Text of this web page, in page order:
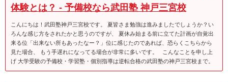
体験とは？ - 予備校なら武田塾 神戸三宮校
こんにちは！武田塾神戸三宮校です。 夏皆さま勉強は進みましたでしょうか？い
ろんな感じ方をされたかと思うのですが、 夏休み始まる前に立てた計画が自覚出
来る位「出来ない所もあったなー？」位に感じたのであれば、恐らくこちらから
見た場合、 もう手遅れになってる場合が非常に多いです。 こんなことを申し上
げ 大学受験の予備校・学習塾・個別指導は逆転合格の武田塾の神戸三宮校まで。